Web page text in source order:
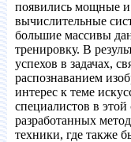
появились мощные и
вычислительные
большие массивы
тренировку. В
успехов в задачах,
распознаванием
интерес к теме
специалистов в
разработанных
техники, где также